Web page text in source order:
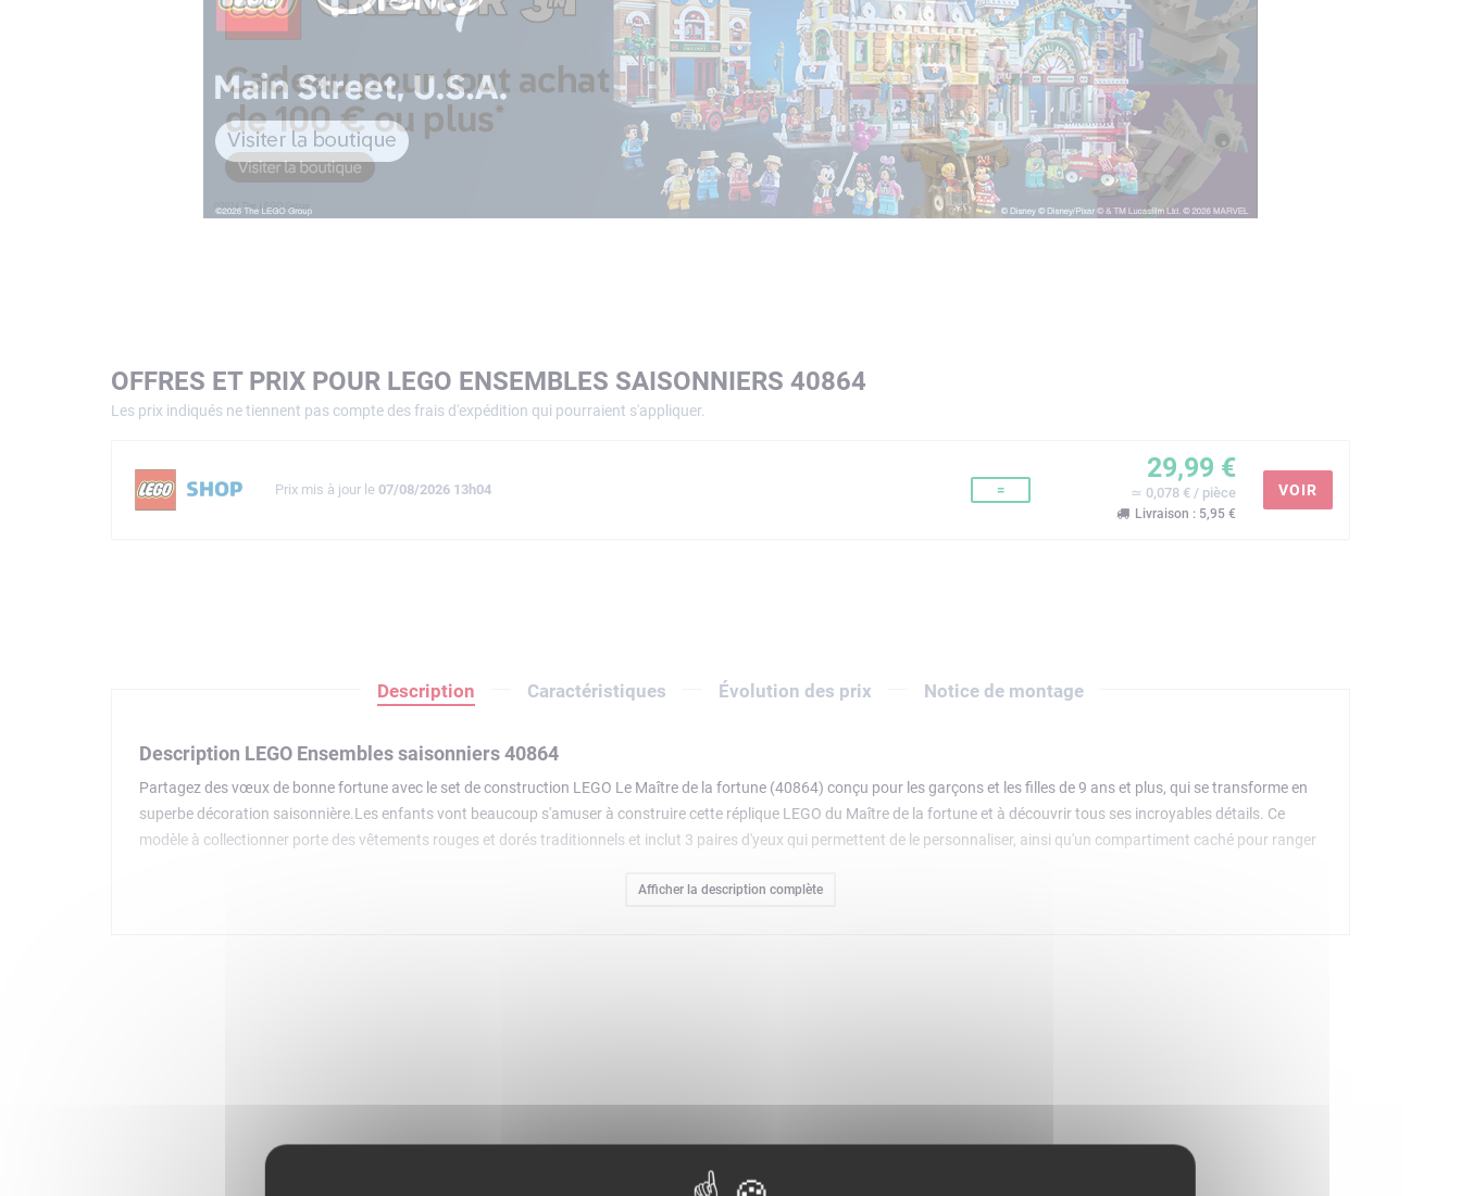
OFFRES ET PRIX POUR LEGO ENSEMBLES SAISONNIERS 40864
Les prix indiqués ne tiennent pas compte des frais d'expédition qui pourraient s'appliquer.
Prix mis à jour le 07/08/2026 13h04 =
29,99 €
≃ 0,078 € / pièce
Livraison : 5,95 €
VOIR
Description Caractéristiques Évolution des prix Notice de montage
Description LEGO Ensembles saisonniers 40864
Partagez des vœux de bonne fortune avec le set de construction LEGO Le Maître de la fortune (40864) conçu pour les garçons et les filles de 9 ans et plus, qui se transforme en
superbe décoration saisonnière.Les enfants vont beaucoup s'amuser à construire cette réplique LEGO du Maître de la fortune et à découvrir tous ses incroyables détails. Ce
modèle à collectionner porte des vêtements rouges et dorés traditionnels et inclut 3 paires d'yeux qui permettent de le personnaliser, ainsi qu'un compartiment caché pour ranger
terminé, le set peut être exposé et admiré toute l'année ou ressorti lors de la Fête du Printemps.Cadeau porte-bonheur ou à offrir lors de la Fête du Printemps, ce set de
Afficher la description complète